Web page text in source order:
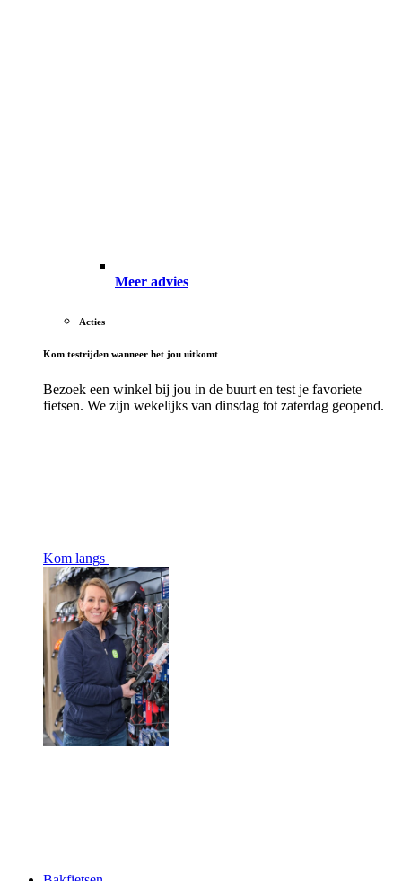
Meer advies
Acties
Kom testrijden wanneer het jou uitkomt
Bezoek een winkel bij jou in de buurt en test je favoriete
fietsen. We zijn wekelijks van dinsdag tot zaterdag geopend.
Kom langs